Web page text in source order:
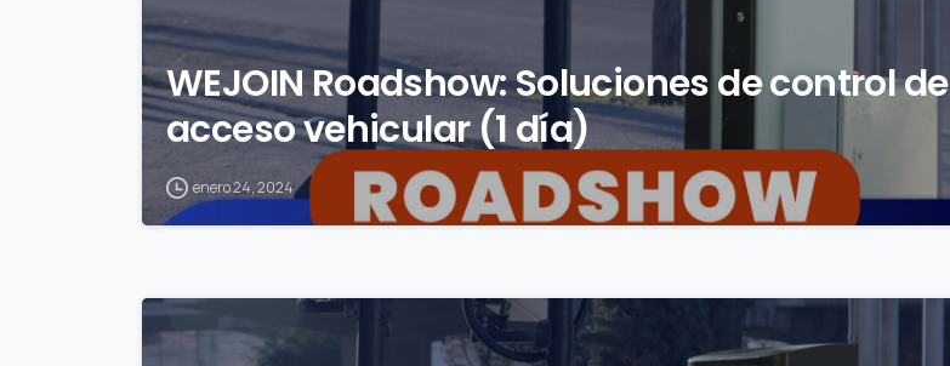
WEJOIN Roadshow: Soluciones de control de
acceso vehicular (1 día)
enero 24, 2024